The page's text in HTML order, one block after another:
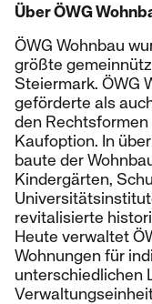
Über ÖWG
ÖWG Wohnbau
größte
Steiermark. ÖWG
geförderte als
den
Kaufoption. In
baute der
Kindergärten,
revitalisierte
Heute verwaltet
Wohnungen für
unterschiedlichen